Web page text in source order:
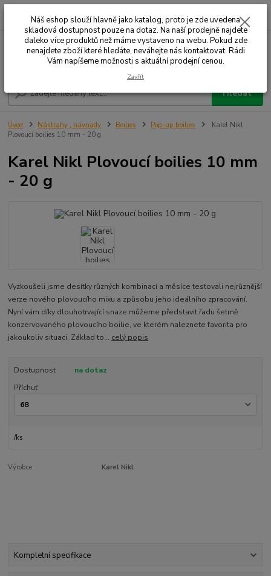
Menu
Hledat
+420 732 707 573 za
Úvod Nástrahy , návnady Boilies Pop-up boilies
Karel Nikl
Plovoucí boilies 10 mm - 20 g
Karel Nikl Plovoucí boilies 10 mm
- 20 g
Vyzkoušeli jsme desítky různých kombinací a měsíce testovali nejrůznější
verze nového plovoucího mixu a způsobu jeho ideálního zpracování.
Nyní vám díky dlouhotrvající snaze můžeme představit řadu šetrně
konzervovaného plovoucího boilie, ve kterém naleznete favorita pro
jakoukoliv situaci. Základ to... celý popis
Dostupnost
na dotaz
Příchuť
/ks
Výrobce: Karel Nikl
Kompletní specifikace
Náš eshop slouží hlavně jako katalog, proto je zde uvedena
skladová dostupnost pouze na dotaz. Na naší prodejně najdete
daleko více produktů než máme vystaveno na webu. Pokud zde
nenajdete zboží které hledáte, neváhejte nás kontaktovat. Rádi
Vám napíšeme možnosti s aktuální prodejní cenou.
Zavřít